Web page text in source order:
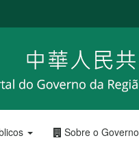
Sobre o Governo